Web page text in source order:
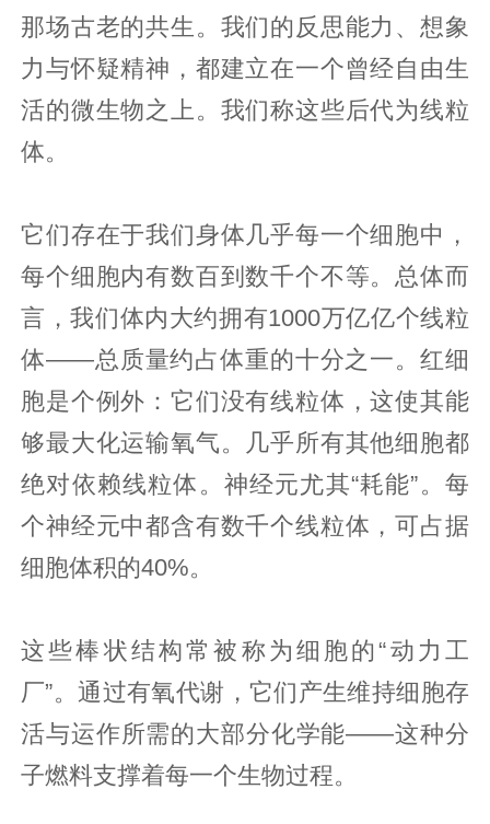
那场古老的共生。我们的反思能力、想象
力与怀疑精神，都建立在一个曾经自由生
活的微生物之上。我们称这些后代为线粒
体。
它们存在于我们身体几乎每一个细胞中，
每个细胞内有数百到数千个不等。总体而
言，我们体内大约拥有1000万亿亿个线粒
体——总质量约占体重的十分之一。红细
胞是个例外：它们没有线粒体，这使其能
够最大化运输氧气。几乎所有其他细胞都
绝对依赖线粒体。神经元尤其“耗能”。每
个神经元中都含有数千个线粒体，可占据
细胞体积的40%。
这些棒状结构常被称为细胞的“动力工
厂”。通过有氧代谢，它们产生维持细胞存
活与运作所需的大部分化学能——这种分
子燃料支撑着每一个生物过程。